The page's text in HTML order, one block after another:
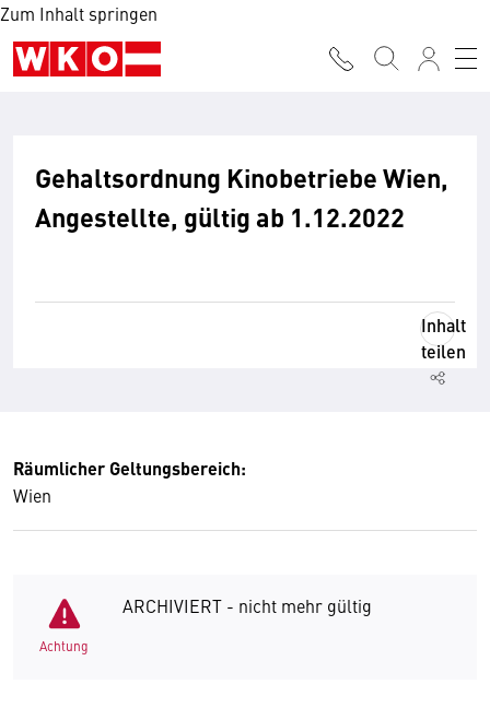
Zum Inhalt springen
Gehaltsordnung Kinobetriebe Wien,
Angestellte, gültig ab 1.12.2022
Inhalt
teilen
Räumlicher Geltungsbereich:
Wien
Achtung
ARCHIVIERT - nicht mehr gültig